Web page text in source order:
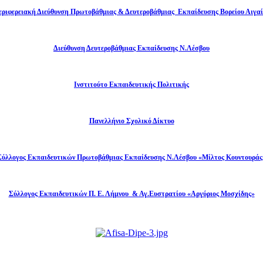
Διεύθυνση Πρωτοβάθμιας & Δευτεροβάθμιας Εκπαίδευσης Βορείου
Διεύθυνση Δευτεροβάθμιας Εκπαίδευσης Ν.Λέσβου
Ινστιτούτο Εκπαιδευτικής Πολιτικής
Πανελλήνιο Σχολικό Δίκτυο
Εκπαιδευτικών Πρωτοβάθμιας Εκπαίδευσης Ν.Λέσβου «Μίλτος
Σύλλογος Εκπαιδευτικών Π. Ε. Λήμνου & Αγ.Ευστρατίου «Αργύριος Μοσχίδης»